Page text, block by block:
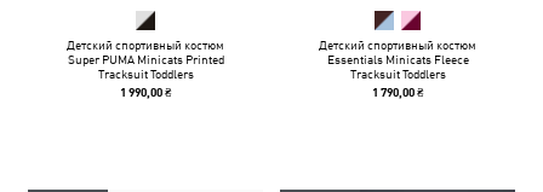
Детский спортивный костюм
Super PUMA Minicats Printed
Tracksuit Toddlers
1 990,00 ₴
Детский спортивный костюм
Essentials Minicats Fleece
Tracksuit Toddlers
1 790,00 ₴